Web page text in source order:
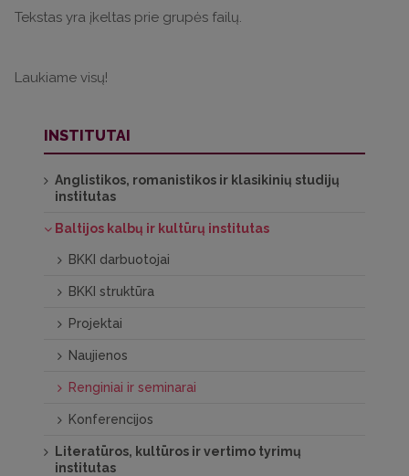
Tekstas yra įkeltas prie grupės failų.
Laukiame visų!
INSTITUTAI
Anglistikos, romanistikos ir klasikinių studijų
institutas
Baltijos kalbų ir kultūrų institutas
BKKI darbuotojai
BKKI struktūra
Projektai
Naujienos
Renginiai ir seminarai
Konferencijos
Literatūros, kultūros ir vertimo tyrimų
institutas